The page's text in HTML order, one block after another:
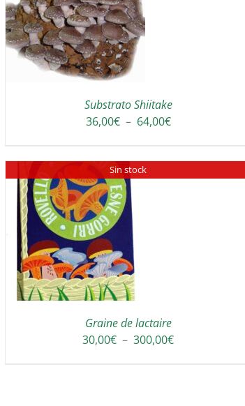
Substrato Shiitake
36,00€ – 64,00€Plage
Sin stock
Graine de lactaire
30,00€ – 300,00€Plage